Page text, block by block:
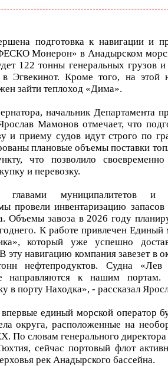
подготовка к навигации и
Монерон» в Анадырском
122 тонны генеральных грузов и
в Эгвекинот. Кроме того, на этой
зайти теплоход «Дима».
начальник Департамента
Мамонов отмечает, что
и приему судов идут строго по
плановые объемы поставки
что позволило
и перевозку.
муниципалитетов и
провели инвентаризацию
Объемы завоза в 2026 году
К работе привлечен
который уже успешно
эту навигацию компания завезет в
нефтепродуктов. Судна
направляются к нашим портам.
в порту Находка», - рассказал
единый морской оператор
округа, расположенные на
По словам генерального
сейчас портовый флот
рек Анадырского бассейна.